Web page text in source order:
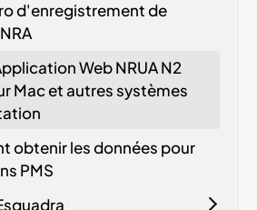
d'enregistrement de
NRA
Web NRUA N2
Mac et autres systèmes
obtenir les données pour
PMS